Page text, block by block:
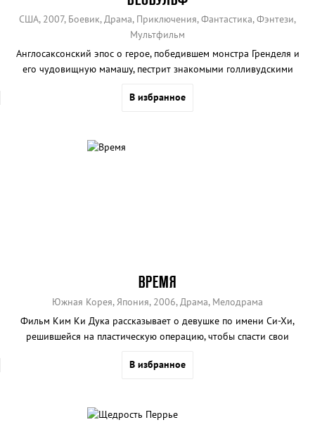
США, 2007, Боевик, Драма, Приключения, Фантастика, Фэнтези,
Мультфильм
Англосаксонский эпос о герое, победившем монстра Гренделя и
его чудовищную мамашу, пестрит знакомыми голливудскими
В избранное
ВРЕМЯ
Южная Корея, Япония, 2006, Драма, Мелодрама
Фильм Ким Ки Дука рассказывает о девушке по имени Си-Хи,
решившейся на пластическую операцию, чтобы спасти свои
В избранное